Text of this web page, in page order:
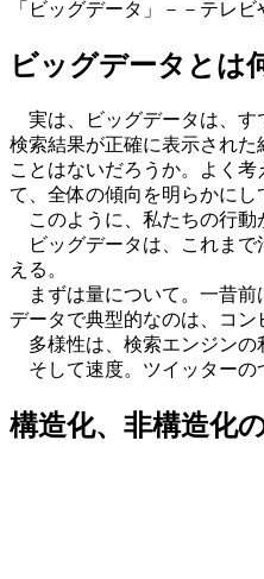
「ビッグデータ」－－テレ
ビッグデータとは
実は、ビッグデータは、す
検索結果が正確に表示され
ことはないだろうか。よく
て、全体の傾向を明らかにし
このように、私たちの行動
ビッグデータは、これまで
える。
まずは量について。一昔前
データで典型的なのは、コ
多様性は、検索エンジンの
そして速度。ツイッターの
構造化、非構造化